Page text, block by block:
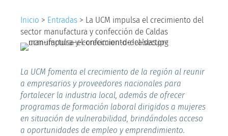
Inicio > Entradas > La UCM impulsa el crecimiento del
sector manufactura y confección de Caldas
La UCM fomenta el crecimiento de la región al reunir
a empresarios y proveedores nacionales para
fortalecer la industria local, además de ofrecer
programas de formación laboral dirigidos a mujeres
en situación de vulnerabilidad, brindándoles acceso
a oportunidades de empleo y emprendimiento.